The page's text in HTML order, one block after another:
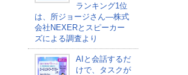
ランキング1位
は、所ジョージさん―株式
会社NEXERとスピーカー
ズによる調査より
AIと会話するだ
けで、タスクが